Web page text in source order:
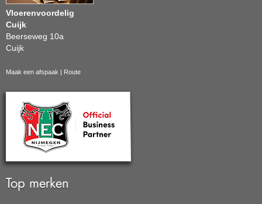
Vloerenvoordelig
Cuijk
Beerseweg 10a
Cuijk
Maak een afspaak Route
Top merken